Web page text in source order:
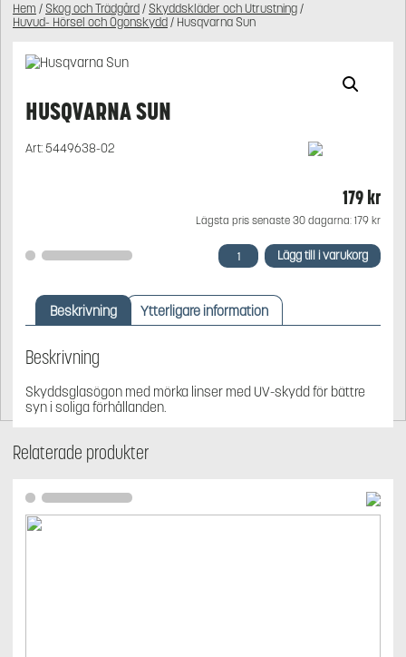
Hem / Skog och Trädgård/ Skyddskläder och Utrustning/
Huvud- Hörsel och Ögonskydd/ Husqvarna Sun
HUSQVARNA SUN
Art:5449638-02
179kr
Lägsta pris senaste 30 dagarna: 179 kr
Husqvarna
Sun
Lägg till i varukorg
Beskrivning Ytterligare information
Beskrivning
Skyddsglasögon med mörka linser med UV-skydd för bättre
syn i soliga förhållanden.
Relaterade produkter